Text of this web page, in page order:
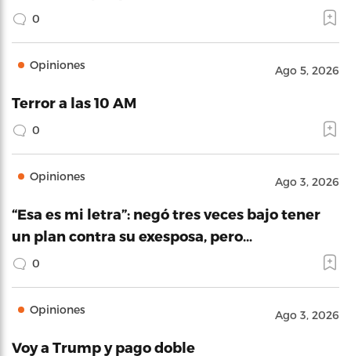
0
Opiniones Ago 5, 2026
Terror a las 10 AM
0
Opiniones Ago 3, 2026
“Esa es mi letra”: negó tres veces bajo tener
un plan contra su exesposa, pero…
0
Opiniones Ago 3, 2026
Voy a Trump y pago doble